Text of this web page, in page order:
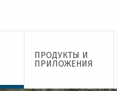
ПРОДУКТЫ И
ПРИЛОЖЕНИЯ